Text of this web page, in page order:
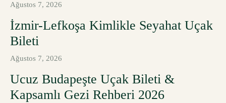
Ağustos 7, 2026
İzmir-Lefkoşa Kimlikle Seyahat Uçak
Bileti
Ağustos 7, 2026
Ucuz Budapeşte Uçak Bileti &
Kapsamlı Gezi Rehberi 2026